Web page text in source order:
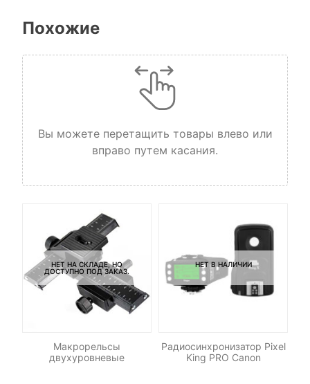
Похожие
Вы можете перетащить товары влево или
вправо путем касания.
НЕТ НА СКЛАДЕ, НО
ДОСТУПНО ПОД ЗАКАЗ.
Макрорельсы
двухуровневые
НЕТ В НАЛИЧИИ
Радиосинхронизатор Pixel
King PRO Canon